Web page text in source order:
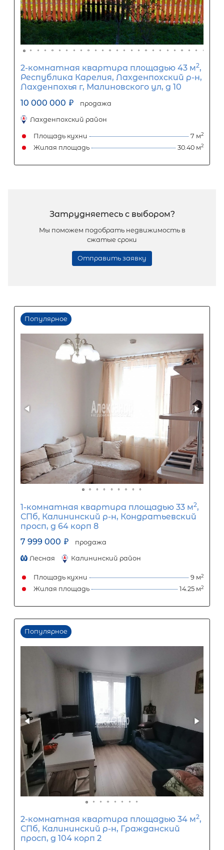
1-комнатная квартира площадью
СПб, Приморский р-н,
просп, д 66 корп 3
8 000 000 ₽ продажа
Комендантский проспект
1-комнатная квартира площадью
СПб, Красносельский р-н, Адмирала
Коновалова ул, д 2-4
10 000 000 ₽ продажа
Проспект Ветеранов
Жилая площадь
Популярное